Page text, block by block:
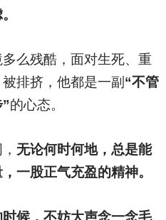
么残酷，面对生死、重
排挤，他都是一副 “不管
的心态。
无论何时何地，总是能
一股正气充盈的精神。
候，不妨大声念一念毛